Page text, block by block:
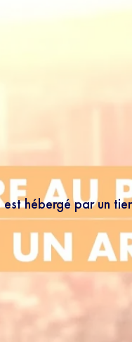
est hébergé par un